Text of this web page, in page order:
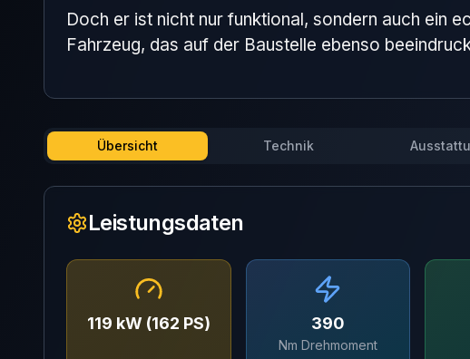
Doch er ist nicht nur funktional, sondern auch ein
Fahrzeug, das auf der Baustelle ebenso
Übersicht Technik
Leistungsdaten
119 kW (162 PS) 390
Nm Drehmoment